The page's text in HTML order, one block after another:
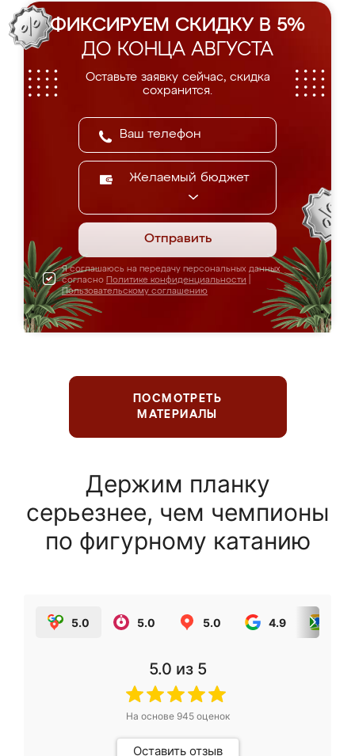
ФИКСИРУЕМ СКИДКУ В 5%
ДО КОНЦА АВГУСТА
Оставьте заявку сейчас, скидка
сохранится.
Желаемый бюджет
Отправить
Я соглашаюсь на передачу персональных данных
согласно Политике конфиденциальности
Пользовательскому соглашению
ПОСМОТРЕТЬ
МАТЕРИАЛЫ
Держим планку
серьезнее, чем чемпионы
по фигурному катанию
5.0 5.0 5.0 4.9
5.0 из 5
На основе 945оценок
Оставить отзыв